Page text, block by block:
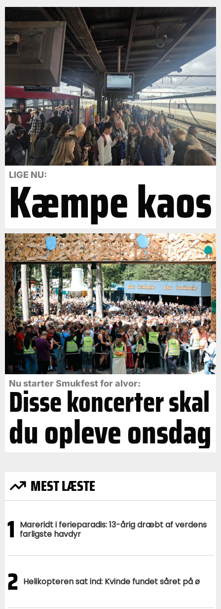
LIGE NU:
Kæmpe kaos
Nu starter Smukfest for alvor:
Disse koncerter skal
du opleve onsdag
MEST LÆSTE
1 Mareridt i ferieparadis: 13-årig dræbt af verdens
farligste havdyr
2 Helikopteren sat ind: Kvinde fundet såret på ø